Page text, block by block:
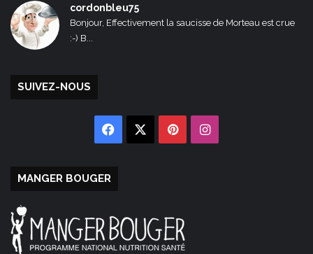
cordonbleu75
Bonjour, Effectivement la saucisse de Morteau est crue
:-) B...
SUIVEZ-NOUS
Facebook PinterestInstagram
MANGER BOUGER